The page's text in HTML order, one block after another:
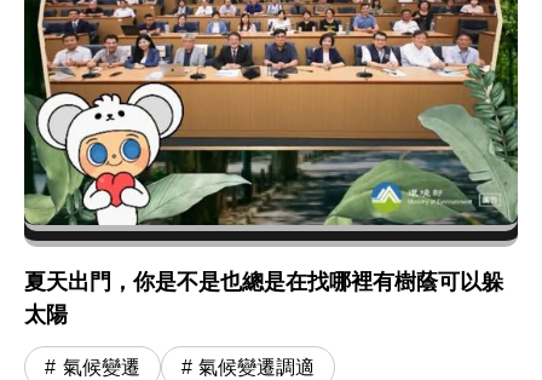
夏天出門，你是不是也總是在找哪裡有樹蔭可以躲
太陽
氣候變遷 氣候變遷調適